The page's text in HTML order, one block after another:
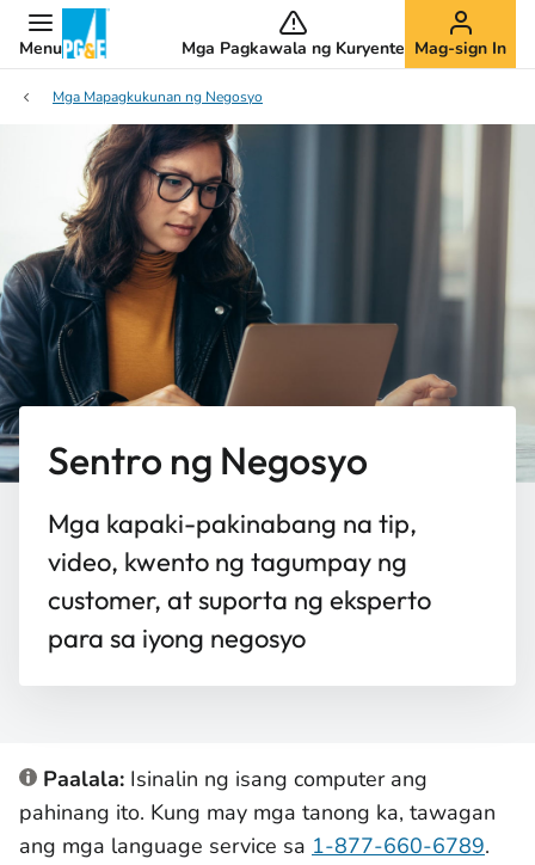
Menu Mga Pagkawala ng Kuryente Mag-sign In
Mga Mapagkukunan ng Negosyo
Sentro ng Negosyo
Mga kapaki-pakinabang na tip,
video, kwento ng tagumpay ng
customer, at suporta ng eksperto
para sa iyong negosyo
Paalala: Isinalin ng isang computer ang
pahinang ito. Kung may mga tanong ka, tawagan
ang mga language service sa 1-877-660-6789.